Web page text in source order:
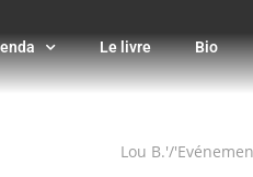
Le livre Bio
Lou B.